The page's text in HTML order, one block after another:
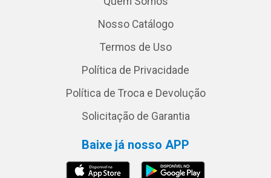
Nosso Catálogo
Termos de Uso
Política de Privacidade
Política de Troca e Devolução
Solicitação de Garantia
Baixe já nosso APP